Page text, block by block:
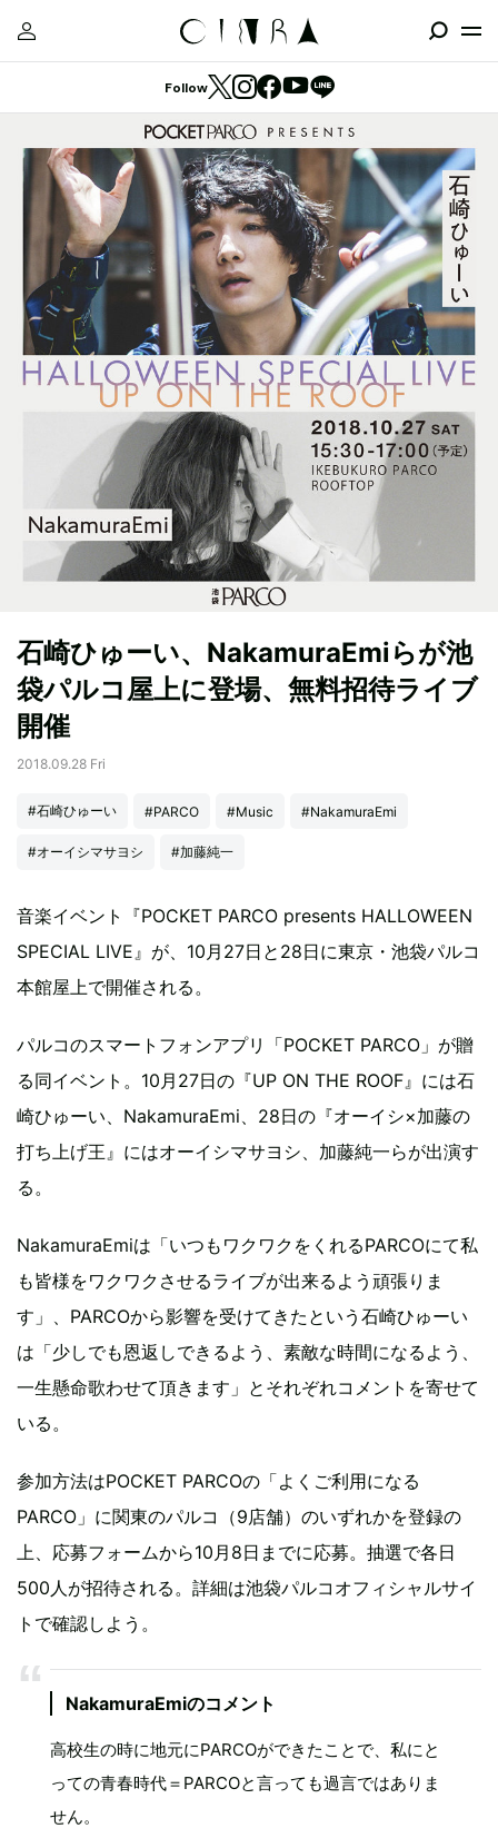
Follow
石崎ひゅーい、NakamuraEmiらが池
袋パルコ屋上に登場、無料招待ライブ
開催
2018.09.28 Fri
#石崎ひゅーい #PARCO #Music #NakamuraEmi
#オーイシマサヨシ #加藤純一
音楽イベント『POCKET PARCO presents HALLOWEEN
SPECIAL LIVE』が、10月27日と28日に東京・池袋パルコ
本館屋上で開催される。
パルコのスマートフォンアプリ「POCKET PARCO」が贈
る同イベント。10月27日の『UP ON THE ROOF』には石
崎ひゅーい、NakamuraEmi、28日の『オーイシ×加藤の
打ち上げ王』にはオーイシマサヨシ、加藤純一らが出演す
る。
NakamuraEmiは「いつもワクワクをくれるPARCOにて私
も皆様をワクワクさせるライブが出来るよう頑張りま
す」、PARCOから影響を受けてきたという石崎ひゅーい
は「少しでも恩返しできるよう、素敵な時間になるよう、
一生懸命歌わせて頂きます」とそれぞれコメントを寄せて
いる。
参加方法はPOCKET PARCOの「よくご利用になる
PARCO」に関東のパルコ（9店舗）のいずれかを登録の
上、応募フォームから10月8日までに応募。抽選で各日
500人が招待される。詳細は池袋パルコオフィシャルサイ
トで確認しよう。
NakamuraEmiのコメント
高校生の時に地元にPARCOができたことで、私にと
っての青春時代＝PARCOと言っても過言ではありま
せん。